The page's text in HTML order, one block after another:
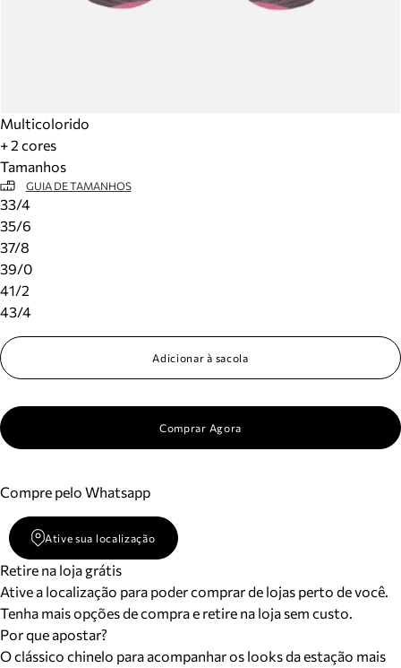
Multicolorido
+ 2 cores
Tamanhos
GUIA DE TAMANHOS
33/4
35/6
37/8
39/0
41/2
43/4
Adicionar à sacola
Comprar Agora
Compre pelo Whatsapp
Ative sua localização
Retire na loja grátis
Ative a localização para poder comprar de lojas perto de você.
Tenha mais opções de compra e retire na loja sem custo.
Por que apostar?
O clássico chinelo para acompanhar os looks da estação mais